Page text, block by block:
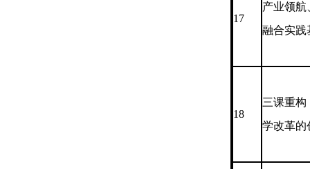
17
产业领
融合实
18
三课重构
学改革